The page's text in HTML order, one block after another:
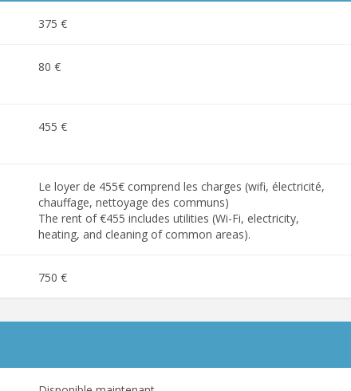
375 €
80 €
455 €
Le loyer de 455€ comprend les charges (wifi, électricité,
chauffage, nettoyage des communs)
The rent of €455 includes utilities (Wi-Fi, electricity,
heating, and cleaning of common areas).
750 €